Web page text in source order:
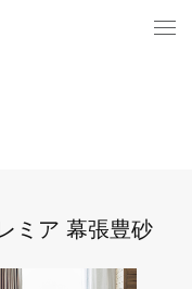
ミア 幕張豊砂